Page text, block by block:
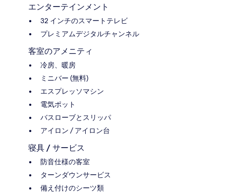
エンターテインメント
32 インチのスマートテレビ
プレミアムデジタルチャンネル
客室のアメニティ
冷房、暖房
ミニバー (無料)
エスプレッソマシン
電気ポット
バスローブとスリッパ
アイロン / アイロン台
寝具 / サービス
防音仕様の客室
ターンダウンサービス
備え付けのシーツ類